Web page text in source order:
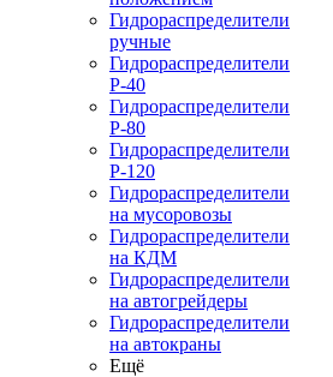
Гидрораспределители
ручные
Гидрораспределители
Р-40
Гидрораспределители
Р-80
Гидрораспределители
Р-120
Гидрораспределители
на мусоровозы
Гидрораспределители
на КДМ
Гидрораспределители
на автогрейдеры
Гидрораспределители
на автокраны
Ещё